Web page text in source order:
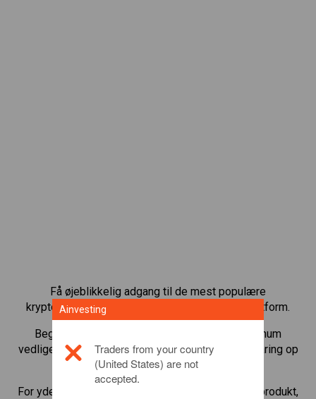
Få øjeblikkelig adgang til de mest populære
kryptovalutaer direkte på vores CFD-handelsplatform.
Begynd at handle CFD’er med
med minimum
vedligeholdelsesmargin, bedste eksekvering, gearing op
til 1:200.
For yderligere oplysninger om dette investeringsprodukt,
Ainvesting
Traders from your country
(United States) are not
accepted.